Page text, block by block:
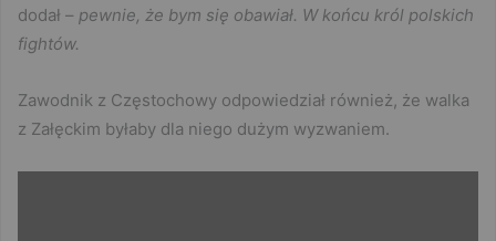
dodał – pewnie, że bym się obawiał. W końcu król polskich
fightów.
Zawodnik z Częstochowy odpowiedział również, że walka
z Załęckim byłaby dla niego dużym wyzwaniem.